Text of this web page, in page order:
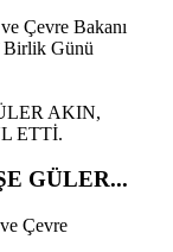
Çevre Bakanı
Birlik Günü
GÜLER...
Çevre